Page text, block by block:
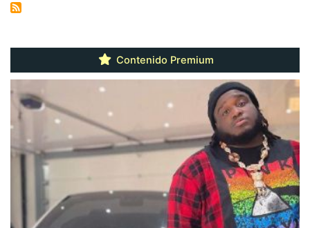
Contenido Premium